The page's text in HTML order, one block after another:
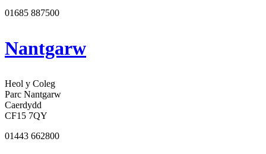
01685 887500
Nantgarw
Heol y Coleg
Parc Nantgarw
Caerdydd
CF15 7QY
01443 662800